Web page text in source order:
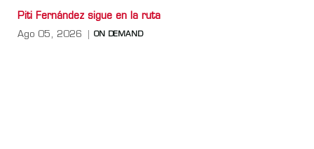
Piti Fernández sigue en la ruta
Ago 05, 2026 ON DEMAND